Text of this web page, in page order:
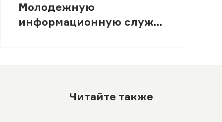
Молодежную
информационную службу
Читайте также